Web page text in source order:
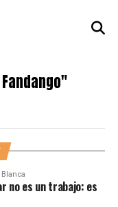
no es un trabajo: es